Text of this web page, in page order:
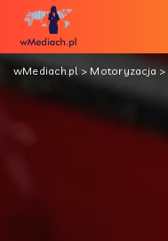
wMediach.pl> Motoryzacja >